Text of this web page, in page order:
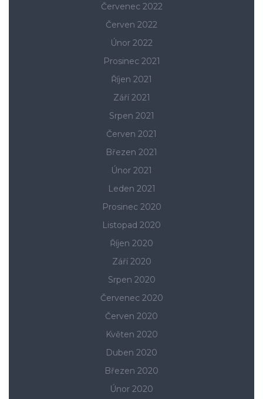
Červenec 2022
Červen 2022
Únor 2022
Prosinec 2021
Říjen 2021
Září 2021
Srpen 2021
Červen 2021
Březen 2021
Únor 2021
Leden 2021
Prosinec 2020
Listopad 2020
Říjen 2020
Září 2020
Srpen 2020
Červenec 2020
Červen 2020
Květen 2020
Duben 2020
Březen 2020
Únor 2020